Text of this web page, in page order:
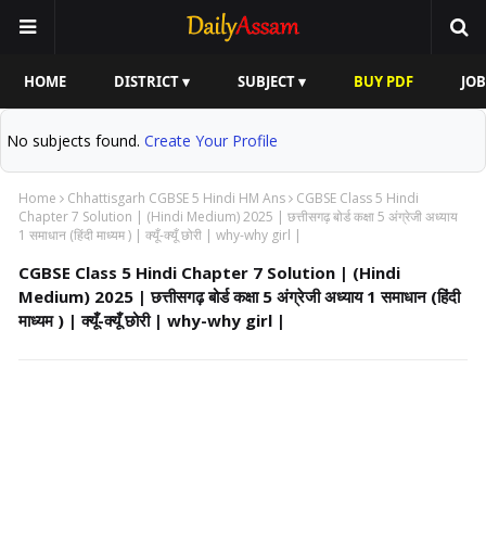
HOME DISTRICT ▾ SUBJECT ▾ BUY PDF
No subjects found. Create Your Profile
Home Chhattisgarh CGBSE 5 Hindi HM Ans
CGBSE Class 5 Hindi
Chapter 7 Solution | (Hindi Medium) 2025 | छत्तीसगढ़ बोर्ड कक्षा 5 अंग्रेजी अध्याय
1 समाधान (हिंदी माध्यम ) | क्यूँ-क्यूँ छोरी | why-why girl |
CGBSE Class 5 Hindi Chapter 7 Solution | (Hindi
Medium) 2025 | छत्तीसगढ़ बोर्ड कक्षा 5 अंग्रेजी अध्याय 1 समाधान (हिंदी
माध्यम ) | क्यूँ-क्यूँ छोरी | why-why girl |